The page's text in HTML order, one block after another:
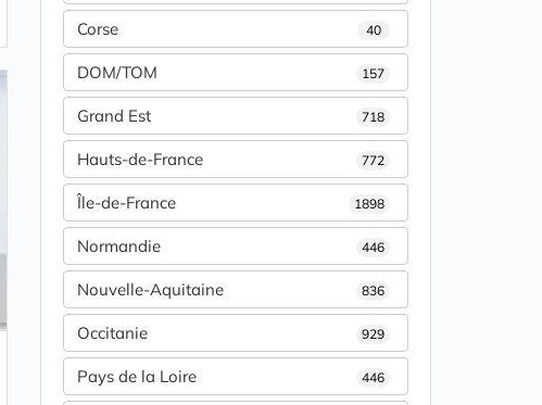
Corse 40
DOM/TOM 157
Grand Est 718
Hauts-de-France 772
Île-de-France 1898
Normandie 446
Nouvelle-Aquitaine 836
Occitanie 929
Pays de la Loire 446